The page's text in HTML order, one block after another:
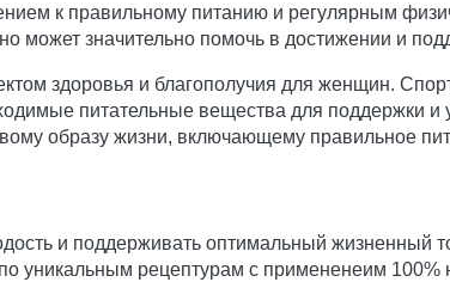
к правильному питанию и регулярным
может значительно помочь в достижении и
здоровья и благополучия для женщин.
питательные вещества для поддержки
образу жизни, включающему правильное
и поддерживать оптимальный жизненный
уникальным рецептурам с примененеим 100%